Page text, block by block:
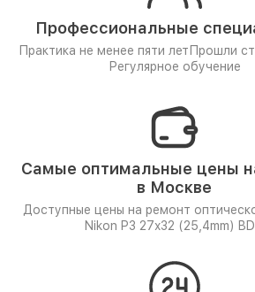
Профессиональные
Практика не менее пяти лет Прошли
Регулярное обучение
Самые оптимальные цены
в Москве
Доступные цены на ремонт
Nikon P3 27x32 (25,4mm)